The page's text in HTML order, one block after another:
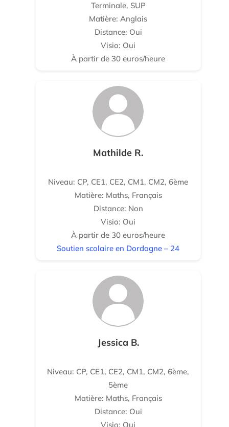
Terminale, SUP
Matière: Anglais
Distance: Oui
Visio: Oui
À partir de 30 euros/heure
Mathilde R.
Niveau: CP, CE1, CE2, CM1, CM2, 6ème
Matière: Maths, Français
Distance: Non
Visio: Oui
À partir de 30 euros/heure
Soutien scolaire en Dordogne – 24
Jessica B.
Niveau: CP, CE1, CE2, CM1, CM2, 6ème,
5ème
Matière: Maths, Français
Distance: Oui
Visio: Oui